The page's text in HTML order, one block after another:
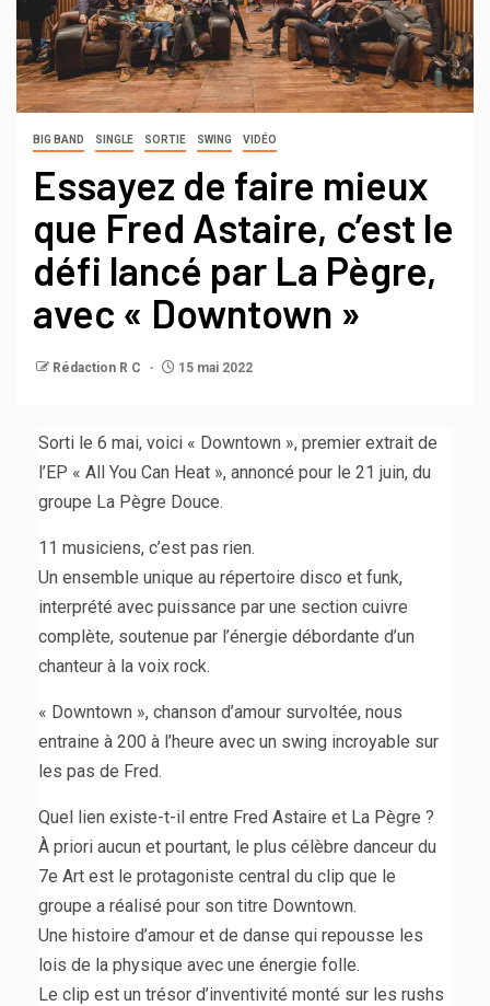
BIG BAND SINGLE SORTIE SWING VIDÉO
Essayez de faire mieux
que Fred Astaire, c’est le
défi lancé par La Pègre,
avec « Downtown »
Rédaction R C 15 mai 2022
Sorti le 6 mai, voici « Downtown », premier extrait de
l’EP « All You Can Heat », annoncé pour le 21 juin, du
groupe La Pègre Douce.
11 musiciens, c’est pas rien.
Un ensemble unique au répertoire disco et funk,
interprété avec puissance par une section cuivre
complète, soutenue par l’énergie débordante d’un
chanteur à la voix rock.
« Downtown », chanson d’amour survoltée, nous
entraine à 200 à l’heure avec un swing incroyable sur
les pas de Fred.
Quel lien existe-t-il entre Fred Astaire et La Pègre ?
À priori aucun et pourtant, le plus célèbre danceur du
7e Art est le protagoniste central du clip que le
groupe a réalisé pour son titre Downtown.
Une histoire d’amour et de danse qui repousse les
lois de la physique avec une énergie folle.
Le clip est un trésor d’inventivité monté sur les rushs